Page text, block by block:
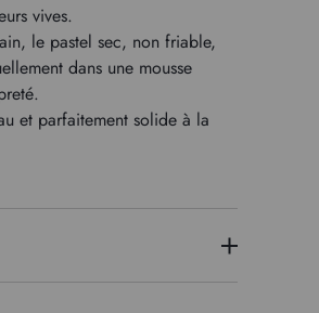
vives.
le pastel sec, non friable,
dans une mousse
et parfaitement solide à la